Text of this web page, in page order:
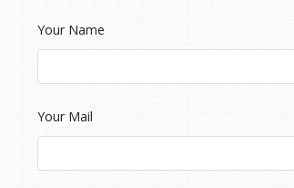
Your Name
Your Mail